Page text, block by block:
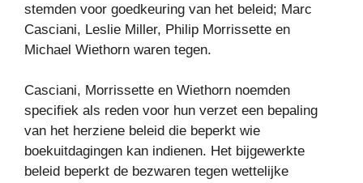
stemden voor goedkeuring van het beleid; Marc
Casciani, Leslie Miller, Philip Morrissette en
Michael Wiethorn waren tegen.
Casciani, Morrissette en Wiethorn noemden
specifiek als reden voor hun verzet een bepaling
van het herziene beleid die beperkt wie
boekuitdagingen kan indienen. Het bijgewerkte
beleid beperkt de bezwaren tegen wettelijke